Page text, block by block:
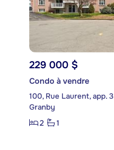
229 000 $
Condo à vendre
100, Rue Laurent, app. 3
Granby
2
1